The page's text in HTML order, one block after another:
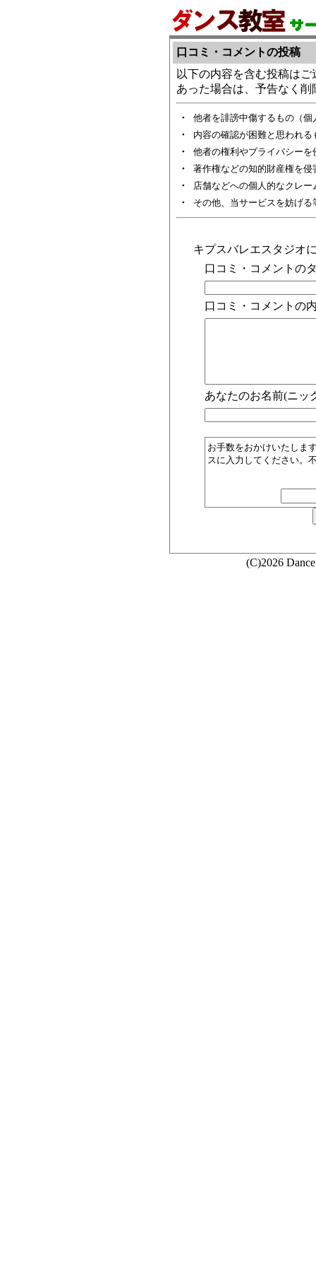
口コミ・コメントの投稿
以下の内容を含む投稿は
あった場合は、予告なく削
・
他者を誹謗中傷するもの（
・
内容の確認が困難と思われ
・
他者の権利やプライバシーを
・
著作権などの知的財産権を侵
・
店舗などへの個人的なクレ
・
その他、当サービスを妨げ
キプスバレエスタジオ
口コミ・コメントの
口コミ・コメントの
あなたのお名前(ニッ
お手数をおかけいたしま
スに入力してください。
(C)2026